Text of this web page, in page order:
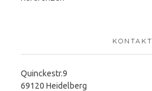
KONTAKT
Quinckestr.9
69120 Heidelberg